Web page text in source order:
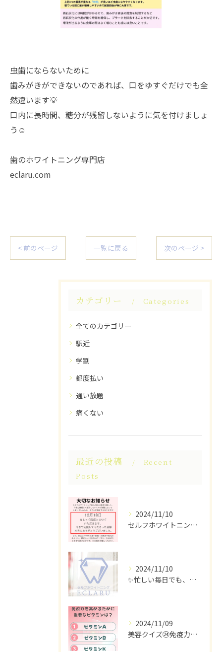
虫歯にならないために
歯みがきができないのであれば、口をゆすぐだけでも全
然違います💡
口内に長時間、糖分が残留しないように気を付けましょ
う☺
歯のホワイトニング専門店
eclaru.com
< 前のページ 一覧に戻る 次のページ >
カテゴリー Categories
全てのカテゴリー
駅近
学割
都度払い
通い放題
痛くない
最近の投稿
Recent
Posts
2024/11/10
セルフホワイトニングECLARUは、これ以上の経営が困難なた...
2024/11/10
✨忙しい毎日でも、ちらっと立ち寄れるホワイトニングサロンはい...
2024/11/09
美容クイズ㉔免疫力を高めるために重要なビタミンは？ #美容ク...